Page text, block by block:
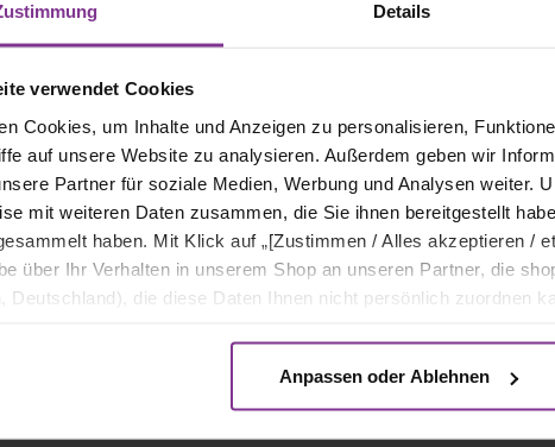
Details
verwendet Cookies
Cookies, um Inhalte und Anzeigen zu personalisieren,
auf unsere Website zu analysieren. Außerdem geben wir
Partner für soziale Medien, Werbung und Analysen weiter.
mit weiteren Daten zusammen, die Sie ihnen bereitgestellt
haben. Mit Klick auf „[Zustimmen / Alles akzeptieren /
über Ihr Verhalten in unserem Shop an unseren Partner, die
Deutschland), die diese Daten Ihnen nicht persönlich zuordnen
Anpassen oder Ablehnen